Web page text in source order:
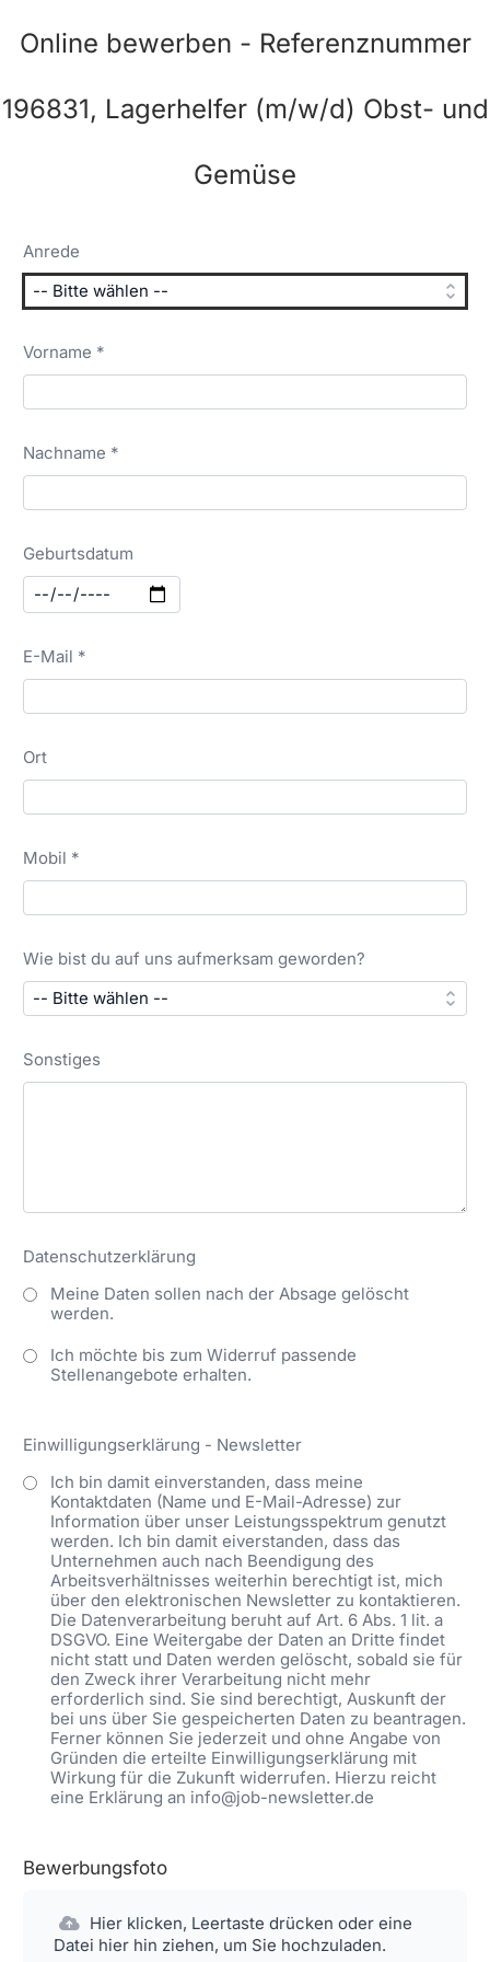
Online bewerben - Referenznummer
196831, Lagerhelfer (m/w/d) Obst- und
Gemüse
Anrede
Vorname *
Nachname *
Geburtsdatum
E-Mail *
Ort
Mobil *
Wie bist du auf uns aufmerksam geworden?
Sonstiges
Datenschutzerklärung
Meine Daten sollen nach der Absage gelöscht
werden.
Ich möchte bis zum Widerruf passende
Stellenangebote erhalten.
Einwilligungserklärung - Newsletter
Ich bin damit einverstanden, dass meine
Kontaktdaten (Name und E-Mail-Adresse) zur
Information über unser Leistungsspektrum genutzt
werden. Ich bin damit eiverstanden, dass das
Unternehmen auch nach Beendigung des
Arbeitsverhältnisses weiterhin berechtigt ist, mich
über den elektronischen Newsletter zu kontaktieren.
Die Datenverarbeitung beruht auf Art. 6 Abs. 1 lit. a
DSGVO. Eine Weitergabe der Daten an Dritte findet
nicht statt und Daten werden gelöscht, sobald sie für
den Zweck ihrer Verarbeitung nicht mehr
erforderlich sind. Sie sind berechtigt, Auskunft der
bei uns über Sie gespeicherten Daten zu beantragen.
Ferner können Sie jederzeit und ohne Angabe von
Gründen die erteilte Einwilligungserklärung mit
Wirkung für die Zukunft widerrufen. Hierzu reicht
eine Erklärung an info@job-newsletter.de
Bewerbungsfoto
Hier klicken, Leertaste drücken oder eine
Datei hier hin ziehen, um Sie hochzuladen.